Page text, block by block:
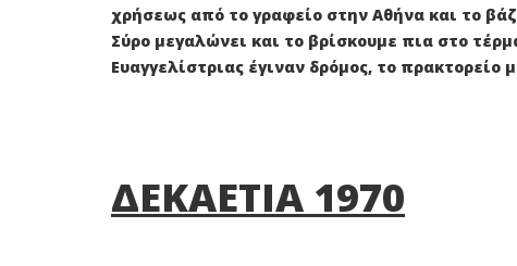
χρήσεως από το γραφείο στην Αθήνα και το
Σύρο μεγαλώνει και το βρίσκουμε πια στο
Ευαγγελίστριας έγιναν δρόμος, το
ΔΕΚΑΕΤΙΑ 1970